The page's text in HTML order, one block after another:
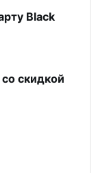
Black
скидкой